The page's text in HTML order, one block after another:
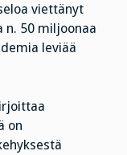
viettänyt
n. 50 miljoonaa
leviää
on